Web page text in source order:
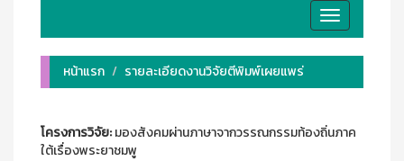
Toggle
navigation
หน้าแรก
รายละเอียดงานวิจัยตีพิมพ์เผยแพร่
โครงการวิจัย:มองสังคมผ่านภาษาจากวรรณกรรมท้องถิ่นภาค
ใต้เรื่องพระยาชมพู